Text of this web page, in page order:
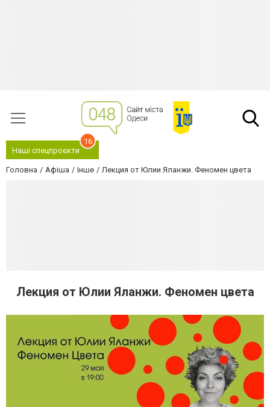
Наші спецпроєкти
16
Головна Афіша Інше Лекция от Юлии Яланжи. Феномен цвета
Лекция от Юлии Яланжи. Феномен цвета